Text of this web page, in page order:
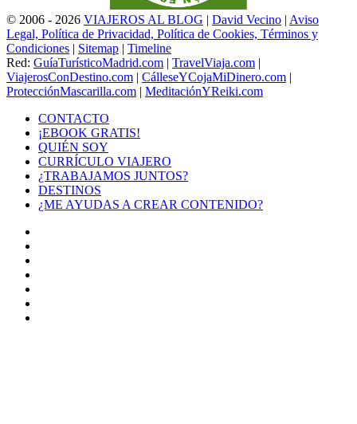
© 2006 - 2026 VIAJEROS AL BLOG | David Vecino | Aviso
Legal, Política de Privacidad, Política de Cookies, Términos y
Condiciones | Sitemap | Timeline
Red: GuíaTurísticoMadrid.com | TravelViaja.com |
ViajerosConDestino.com | CálleseYCojaMiDinero.com |
ProtecciónMascarilla.com | MeditaciónYReiki.com
CONTACTO
¡EBOOK GRATIS!
QUIÉN SOY
CURRÍCULO VIAJERO
¿TRABAJAMOS JUNTOS?
DESTINOS
¿ME AYUDAS A CREAR CONTENIDO?